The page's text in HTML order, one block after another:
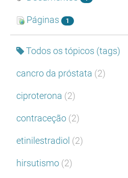
Páginas 1
Todos os tópicos (tags)
cancro da próstata (2)
ciproterona (2)
contraceção (2)
etinilestradiol (2)
hirsutismo (2)